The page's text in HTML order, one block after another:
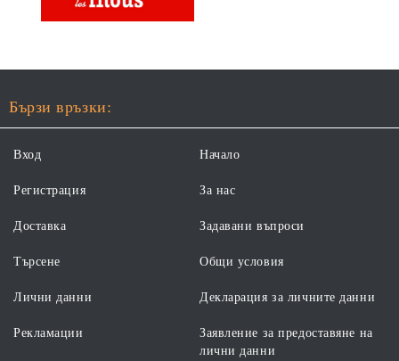
Бързи връзки:
Вход
Регистрация
Доставка
Търсене
Начало
За нас
Задавани въпроси
Общи условия
Лични данни
Рекламации
Декларация за личните данни
Заявление за предоставяне на
лични данни